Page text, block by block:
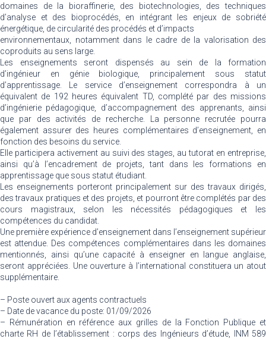
domaines de la bioraffinerie, des biotechnologies, des techniques
d’analyse et des bioprocédés, en intégrant les enjeux de sobriété
énergétique, de circularité des procédés et d’impacts
environnementaux, notamment dans le cadre de la valorisation des
coproduits au sens large.
Les enseignements seront dispensés au sein de la formation
d’ingénieur en génie biologique, principalement sous statut
d’apprentissage. Le service d’enseignement correspondra à un
équivalent de 192 heures équivalent TD, complété par des missions
d’ingénierie pédagogique, d’accompagnement des apprenants, ainsi
que par des activités de recherche. La personne recrutée pourra
également assurer des heures complémentaires d’enseignement, en
fonction des besoins du service.
Elle participera activement au suivi des stages, au tutorat en entreprise,
ainsi qu’à l’encadrement de projets, tant dans les formations en
apprentissage que sous statut étudiant.
Les enseignements porteront principalement sur des travaux dirigés,
des travaux pratiques et des projets, et pourront être complétés par des
cours magistraux, selon les nécessités pédagogiques et les
compétences du candidat.
Une première expérience d’enseignement dans l’enseignement supérieur
est attendue. Des compétences complémentaires dans les domaines
mentionnés, ainsi qu’une capacité à enseigner en langue anglaise,
seront appréciées. Une ouverture à l’international constituera un atout
supplémentaire.
– Poste ouvert aux agents contractuels
– Date de vacance du poste: 01/09/2026
– Rémunération en référence aux grilles de la Fonction Publique et
charte RH de l’établissement : corps des Ingénieurs d’étude, INM 589